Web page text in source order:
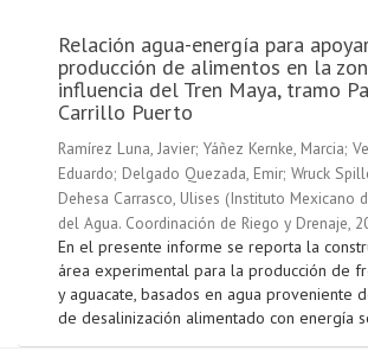
Relación agua-energía para
producción de alimentos en la
influencia del Tren Maya, tramo
Carrillo Puerto
Ramírez Luna, Javier; Yáñez Kernke, Marcia;
Eduardo; Delgado Quezada, Emir; Wruck
Dehesa Carrasco, Ulises (Instituto Mexicano
del Agua. Coordinación de Riego y Drenaje,
En el presente informe se reporta la
área experimental para la producción de
y aguacate, basados en agua proveniente
de desalinización alimentado con energía